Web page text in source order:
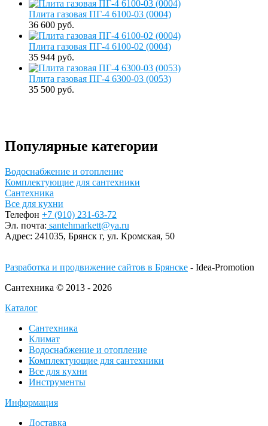
Плита газовая ПГ-4 6100-03 (0004)
36 600 руб.
Плита газовая ПГ-4 6100-02 (0004)
35 944 руб.
Плита газовая ПГ-4 6300-03 (0053)
35 500 руб.
Популярные категории
Водоснабжение и отопление
Комплектующие для сантехники
Сантехника
Все для кухни
Телефон +7 (910) 231-63-72
Эл. почта: santehmarkett@ya.ru
Адрес: 241035, Брянск г, ул. Кромская, 50
Разработка и продвижение сайтов в Брянске - Idea-Promotion
Сантехника © 2013 - 2026
Каталог
Сантехника
Климат
Водоснабжение и отопление
Комплектующие для сантехники
Все для кухни
Инструменты
Информация
Доставка